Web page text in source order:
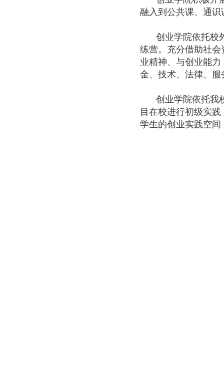
融入到公共课、通
创业学院依托校
练营。充分借助社
业精神、与创业能
金、技术、法律、
创业学院依托我
目在校进行初级实
学生的创业实践空